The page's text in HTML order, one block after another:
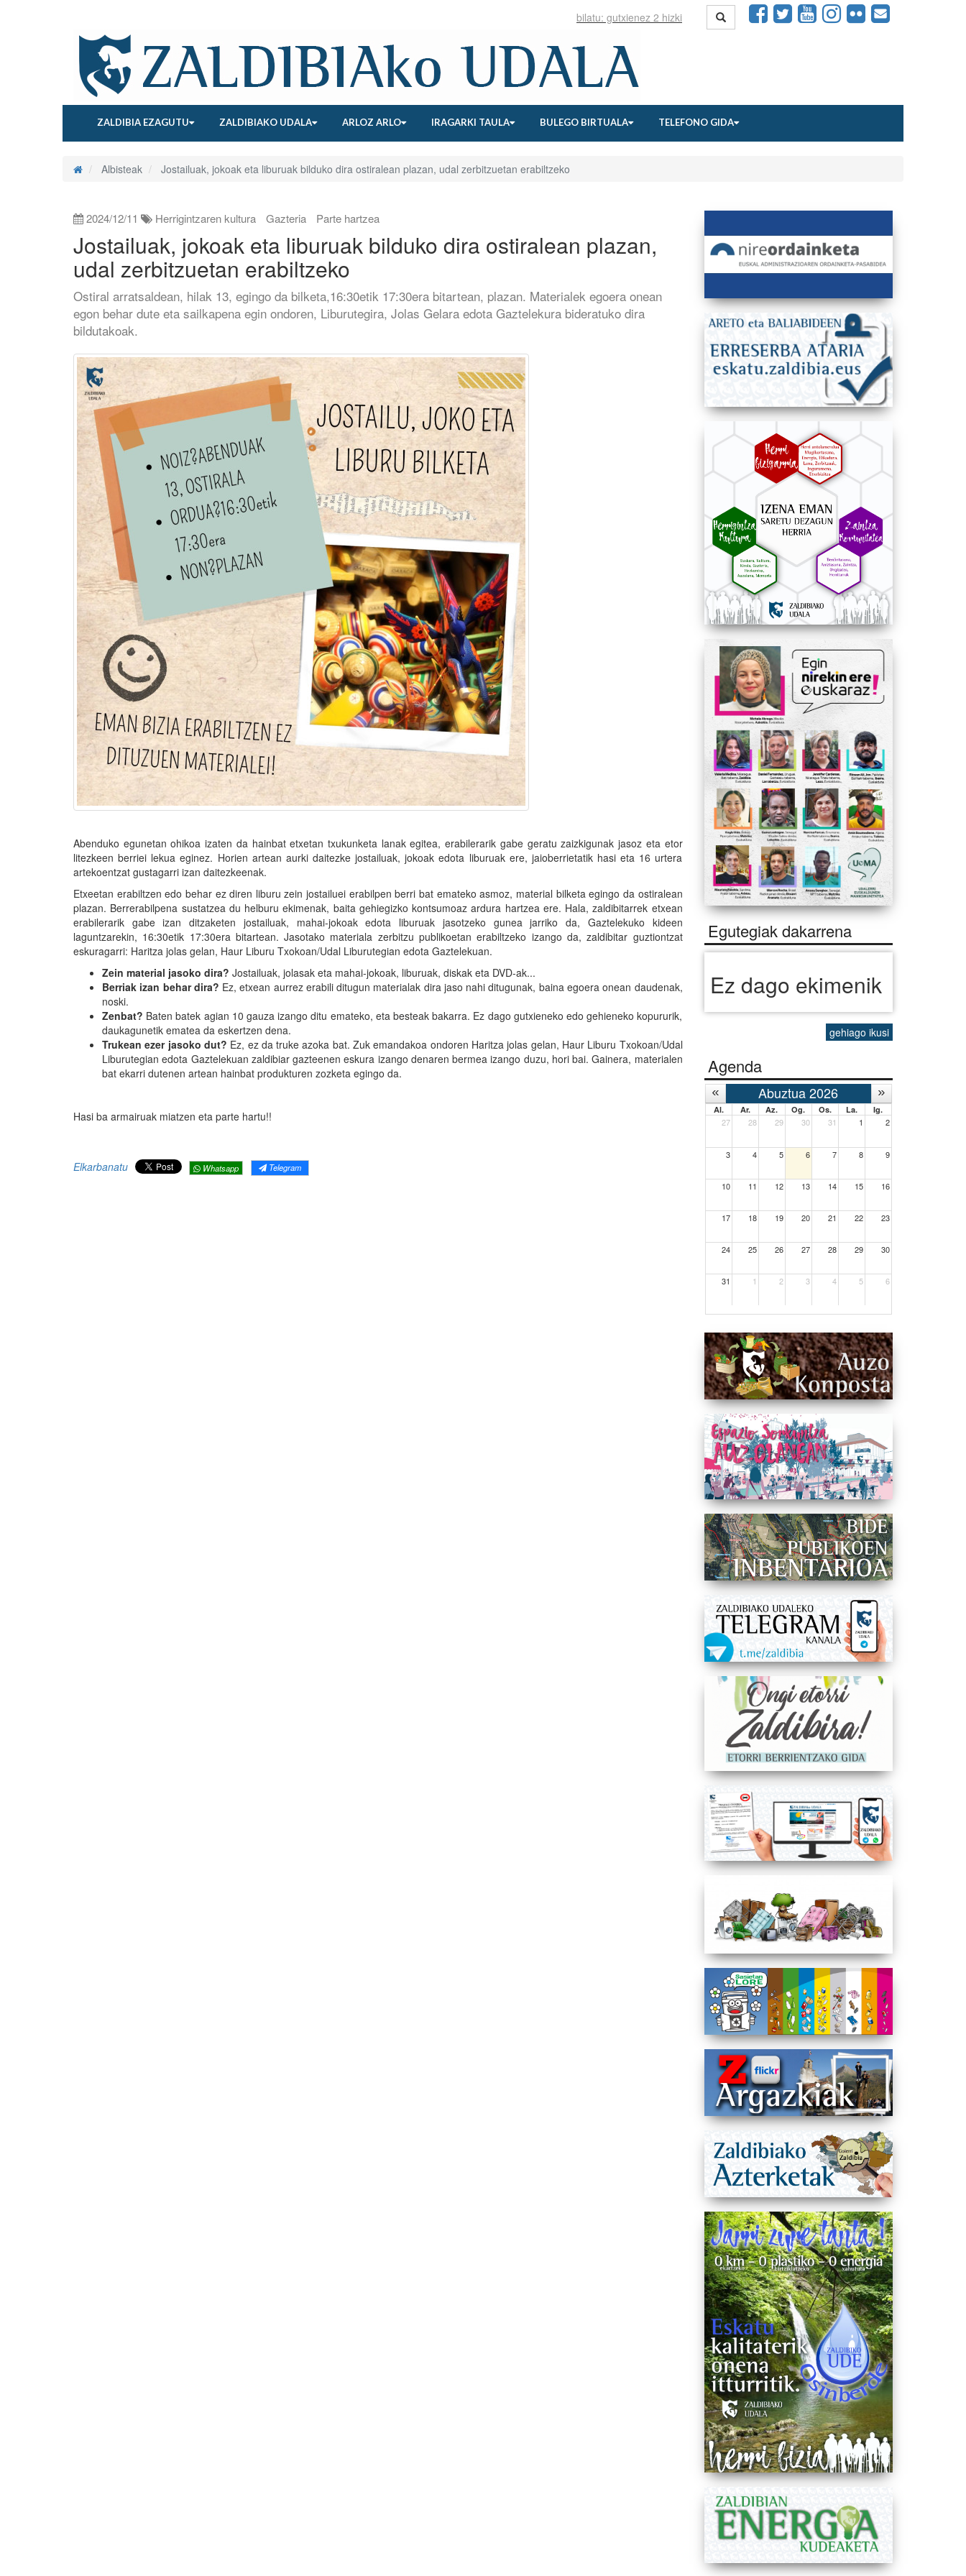
ZALDIBIA EZAGUTU ZALDIBIAKO UDALA ARLOZ ARLO IRAGARKI TAULA BULEGO BIRTUALA TELEFONO GIDA
Albisteak Jostailuak, jokoak eta liburuak bilduko dira ostiralean plazan, udal zerbitzuetan erabiltzeko
2024/12/11 Herrigintzaren kultura Gazteria Parte hartzea
Jostailuak, jokoak eta liburuak bilduko dira ostiralean plazan,
udal zerbitzuetan erabiltzeko
Ostiral arratsaldean, hilak 13, egingo da bilketa,16:30etik 17:30era bitartean, plazan. Materialek egoera onean
egon behar dute eta sailkapena egin ondoren, Liburutegira, Jolas Gelara edota Gaztelekura bideratuko dira
bildutakoak.
Abenduko egunetan ohikoa izaten da hainbat etxetan txukunketa lanak egitea, erabilerarik gabe geratu zaizkigunak jasoz eta etor
litezkeen berriei lekua eginez. Horien artean aurki daitezke jostailuak, jokoak edota liburuak ere, jaioberrietatik hasi eta 16 urtera
artekoentzat gustagarri izan daitezkeenak.
Etxeetan erabiltzen edo behar ez diren liburu zein jostailuei erabilpen berri bat emateko asmoz, material bilketa egingo da ostiralean
plazan. Berrerabilpena sustatzea du helburu ekimenak, baita gehiegizko kontsumoaz ardura hartzea ere. Hala, zaldibitarrek etxean
erabilerarik gabe izan ditzaketen jostailuak, mahai-jokoak edota liburuak jasotzeko gunea jarriko da, Gaztelekuko kideen
laguntzarekin, 16:30etik 17:30era bitartean. Jasotako materiala zerbitzu publikoetan erabiltzeko izango da, zaldibitar guztiontzat
eskuragarri: Haritza jolas gelan, Haur Liburu Txokoan/Udal Liburutegian edota Gaztelekuan.
Zein material jasoko dira? Jostailuak, jolasak eta mahai-jokoak, liburuak, diskak eta DVD-ak...
Berriak izan behar dira? Ez, etxean aurrez erabili ditugun materialak dira jaso nahi ditugunak, baina egoera onean daudenak,
noski.
Zenbat? Baten batek agian 10 gauza izango ditu emateko, eta besteak bakarra. Ez dago gutxieneko edo gehieneko kopururik,
daukagunetik ematea da eskertzen dena.
Trukean ezer jasoko dut? Ez, ez da truke azoka bat. Zuk emandakoa ondoren Haritza jolas gelan, Haur Liburu Txokoan/Udal
Liburutegian edota Gaztelekuan zaldibiar gazteenen eskura izango denaren bermea izango duzu, hori bai. Gainera, materialen
bat ekarri dutenen artean hainbat produkturen zozketa egingo da.
Hasi ba armairuak miatzen eta parte hartu!!
Elkarbanatu Whatsapp Telegram
Egutegiak dakarrena
Ez dago ekimenik
gehiago ikusi
Agenda
Abuztua 2026
Al. Ar. Az. Og. Os. La. Ig.
27 28 29 30 31 1 2
3 4 5 6 7 8 9
10 11 12 13 14 15 16
17 18 19 20 21 22 23
24 25 26 27 28 29 30
31 1 2 3 4 5 6